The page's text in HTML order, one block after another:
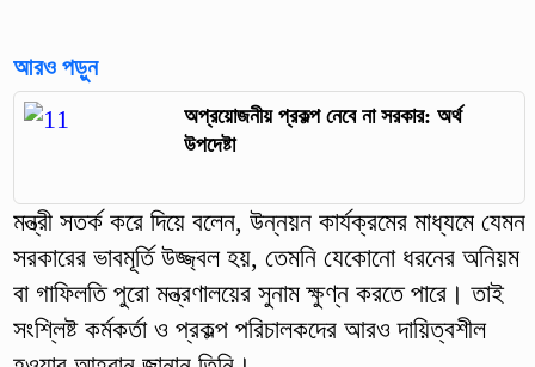
আরও পড়ুন
অপ্রয়োজনীয় প্রকল্প নেবে না সরকার: অর্থ
উপদেষ্টা
মন্ত্রী সতর্ক করে দিয়ে বলেন, উন্নয়ন কার্যক্রমের মাধ্যমে যেমন
সরকারের ভাবমূর্তি উজ্জ্বল হয়, তেমনি যেকোনো ধরনের অনিয়ম
বা গাফিলতি পুরো মন্ত্রণালয়ের সুনাম ক্ষুণ্ন করতে পারে। তাই
সংশ্লিষ্ট কর্মকর্তা ও প্রকল্প পরিচালকদের আরও দায়িত্বশীল